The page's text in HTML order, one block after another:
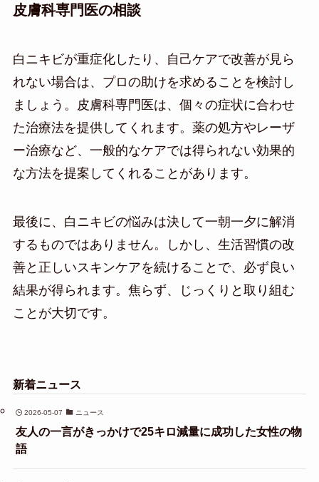
皮膚科専門医の相談
白ニキビが重症化したり、自己ケアで改善が見ら
れない場合は、プロの助けを求めることを検討し
ましょう。皮膚科専門医は、個々の症状に合わせ
た治療法を提供してくれます。薬の処方やレーザ
ー治療など、一般的なケアでは得られない効果的
な方法を提案してくれることがあります。
最後に、白ニキビの悩みは決して一朝一夕に解消
するものではありません。しかし、生活習慣の改
善と正しいスキンケアを続けることで、必ず良い
結果が得られます。焦らず、じっくりと取り組む
ことが大切です。
新着ニュース
2026-05-07 ニュース
友人の一言がきっかけで25キロ減量に成功した女性の物
語